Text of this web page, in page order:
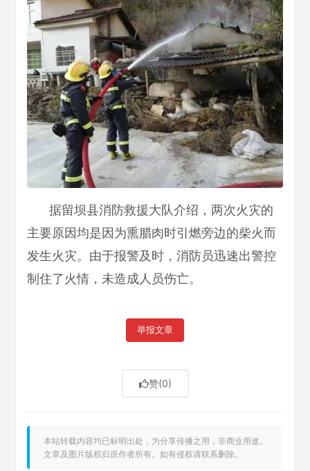
据留坝县消防救援大队介绍，两次火灾的
主要原因均是因为熏腊肉时引燃旁边的柴火而
发生火灾。由于报警及时，消防员迅速出警控
制住了火情，未造成人员伤亡。
举报文章
赞(0)
本站转载内容均已标明出处，为分享传播之用，非商业用途。
文章及图片版权归原作者所有。如有侵权请联系删除。